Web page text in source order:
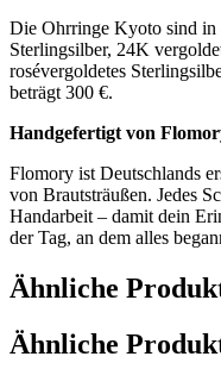
Die Ohrringe Kyoto sind in
Sterlingsilber, 24K
rosévergoldetes
beträgt 300 €.
Handgefertigt von
Flomory ist Deutschlands
von Brautsträußen. Jedes
Handarbeit – damit dein
der Tag, an dem alles
Ähnliche
Ähnliche